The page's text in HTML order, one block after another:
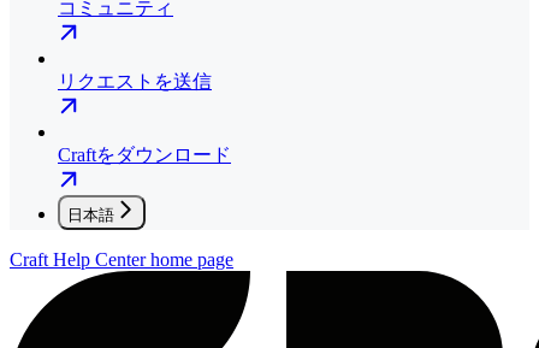
コミュニティ
リクエストを送信
Craftをダウンロード
日本語
Craft Help Centerhome page